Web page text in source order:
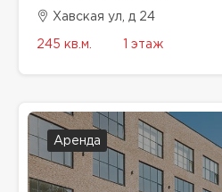
Хавская ул, д 24
245 кв.м. 1 этаж
Аренда